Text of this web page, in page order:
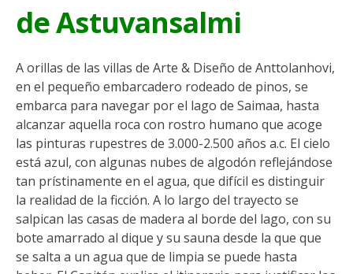
de Astuvansalmi
A orillas de las villas de Arte & Diseño de Anttolanhovi,
en el pequeño embarcadero rodeado de pinos, se
embarca para navegar por el lago de Saimaa, hasta
alcanzar aquella roca con rostro humano que acoge
las pinturas rupestres de 3.000-2.500 años a.c. El cielo
está azul, con algunas nubes de algodón reflejándose
tan prístinamente en el agua, que difícil es distinguir
la realidad de la ficción. A lo largo del trayecto se
salpican las casas de madera al borde del lago, con su
bote amarrado al dique y su sauna desde la que que
se salta a un agua que de limpia se puede hasta